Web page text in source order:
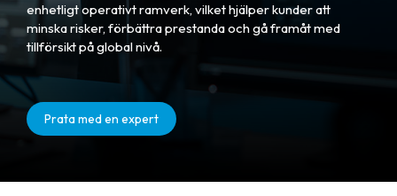
enhetligt operativt ramverk, vilket hjälper kunder att
minska risker, förbättra prestanda och gå framåt med
tillförsikt på global nivå.
Prata med en expert